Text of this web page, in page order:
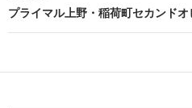
ビ
ゲ
ー
プライマル上野・稲荷町セカンドオ